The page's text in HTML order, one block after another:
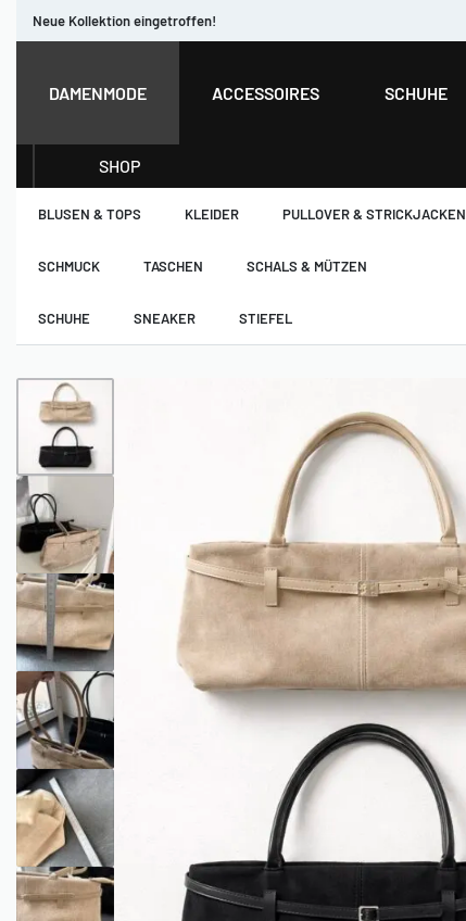
Neue Kollektion eingetroffen!
DAMENMODE ACCESSOIRES SCHUHE
SHOP
BLUSEN & TOPS KLEIDER PULLOVER & STRICKJACKEN
SCHMUCK TASCHEN SCHALS & MÜTZEN
SCHUHE SNEAKER STIEFEL